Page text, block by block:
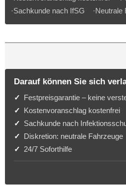
·Sachkunde nach IfSG ·Neutrale
Darauf können Sie sich
Festpreisgarantie – keine
Kostenvoranschlag kostenfrei
Sachkunde nach
Diskretion: neutrale Fahrzeuge
24/7 Soforthilfe